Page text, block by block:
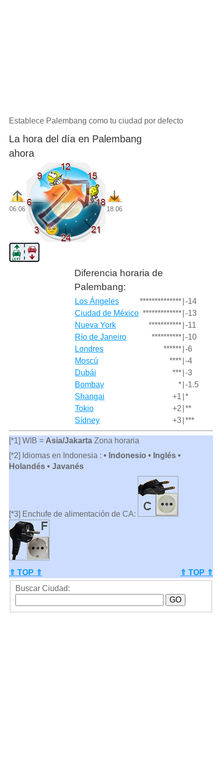
Establece Palembang como tu ciudad por defecto
La hora del día en Palembang
ahora
06:06 18:06
Diferencia horaria de
Palembang:
Los Ángeles ************** -14
Ciudad de México ************* -13
Nueva York
*********** -11
Río de Janeiro
********** -10
Londres
****** -6
Moscú
**** -4
Dubái
*** -3
Bombay
* -1.5
Shangai
+1 *
Tokio
+2 **
Sídney
+3 ***
[*1] WIB = Asia/JakartaZona horaria
[*2] Idiomas en Indonesia : • Indonesio • Inglés •
Holandés • Javanés
[*3] Enchufe de alimentación de CA:
⇑ TOP ⇑
⇑ TOP ⇑
Buscar Ciudad: